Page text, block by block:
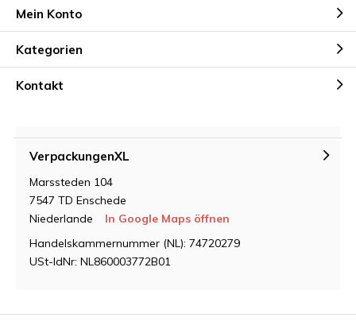
Mein Konto
Kategorien
Kontakt
VerpackungenXL
Marssteden 104
7547 TD Enschede
Niederlande
In Google Maps öffnen
Handelskammernummer (NL): 74720279
USt-IdNr: NL860003772B01